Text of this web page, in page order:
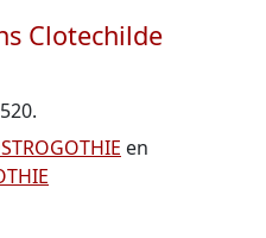
Clotechilde
.
en